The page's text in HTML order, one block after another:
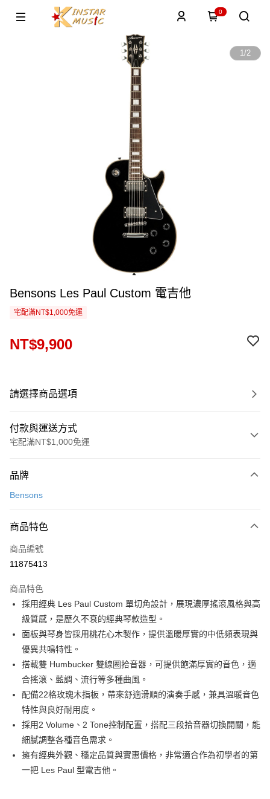
0
1/2
Bensons Les Paul Custom 電吉他
宅配滿NT$1,000免運
NT$9,900
請選擇商品選項
付款與運送方式
宅配滿NT$1,000免運
信用卡一次付款
3 期 0 利率 每期
合作金庫商業銀行
上海商業儲蓄銀行
臺灣中小企業銀行
匯豐（台灣）商業銀行
華泰商業銀行
聯邦商業銀行
遠東國際商業銀行
元大商業銀行
永豐商業銀行
玉山商業銀行
台灣樂天信用卡公司
合作金庫商業銀行
上海商業儲蓄銀行
國泰世華商業銀行
兆豐國際商業銀行
匯豐（台灣）商業銀行
華泰商業銀行
聯邦商業銀行
遠東國際商業銀行
元大商業銀行
玉山商業銀行
星展（台灣）商業銀行
台新國際商業銀行
LINE Pay
Apple Pay
街口支付
悠遊付
全盈+PAY
大哥付你分期
相關說明
【大哥付你分期使用說明】
1.本服務由台灣大哥大提供，台灣大哥大用戶可立即使用無須另外申請。
2.付款方式選擇「大哥付你分期」，訂單成立後會自動跳轉到大哥付的交易
流程，驗證手機門號後，選擇欲分期的期數、繳款截止日，確認付款後即完
3.實際核准額度、可分期數及費用金額請依後續交易確認頁面所載為準。
4.訂單成立30分鐘內，如未前往確認交易或遇審核未通過，訂單將自動取
ATM付款
運送方式
品牌
Bensons
商品特色
商品編號
11875413
商品特色
採用經典 Les Paul Custom 單切角設計，展現濃厚搖滾風格與高
級質感，是歷久不衰的經典琴款造型。
面板與琴身皆採用桃花心木製作，提供溫暖厚實的中低頻表現與
優異共鳴特性。
搭載雙 Humbucker 雙線圈拾音器，可提供飽滿厚實的音色，適
合搖滾、藍調、流行等多種曲風。
配備22格玫瑰木指板，帶來舒適滑順的演奏手感，兼具溫暖音色
特性與良好耐用度。
採用2 Volume、2 Tone控制配置，搭配三段拾音器切換開關，能
細膩調整各種音色需求。
擁有經典外觀、穩定品質與實惠價格，非常適合作為初學者的第
一把 Les Paul 型電吉他。